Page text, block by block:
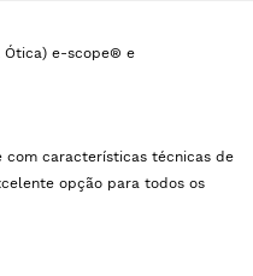
Ótica) e-scope® e
com características técnicas de
opção para todos os